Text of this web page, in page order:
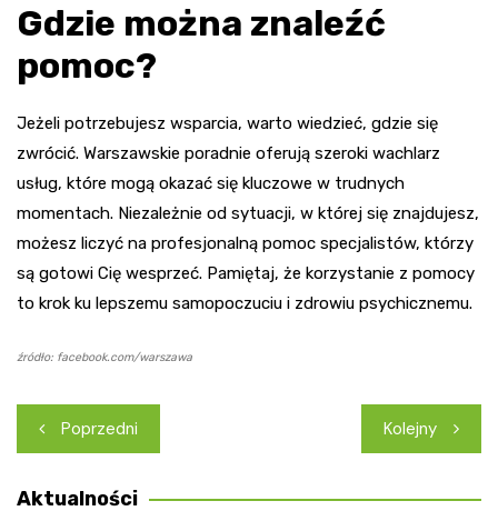
Gdzie można znaleźć
pomoc?
Jeżeli potrzebujesz wsparcia, warto wiedzieć, gdzie się
zwrócić. Warszawskie poradnie oferują szeroki wachlarz
usług, które mogą okazać się kluczowe w trudnych
momentach. Niezależnie od sytuacji, w której się znajdujesz,
możesz liczyć na profesjonalną pomoc specjalistów, którzy
są gotowi Cię wesprzeć. Pamiętaj, że korzystanie z pomocy
to krok ku lepszemu samopoczuciu i zdrowiu psychicznemu.
źródło: facebook.com/warszawa
Nawigacja
wpisu
Poprzedni Kolejny
Aktualności